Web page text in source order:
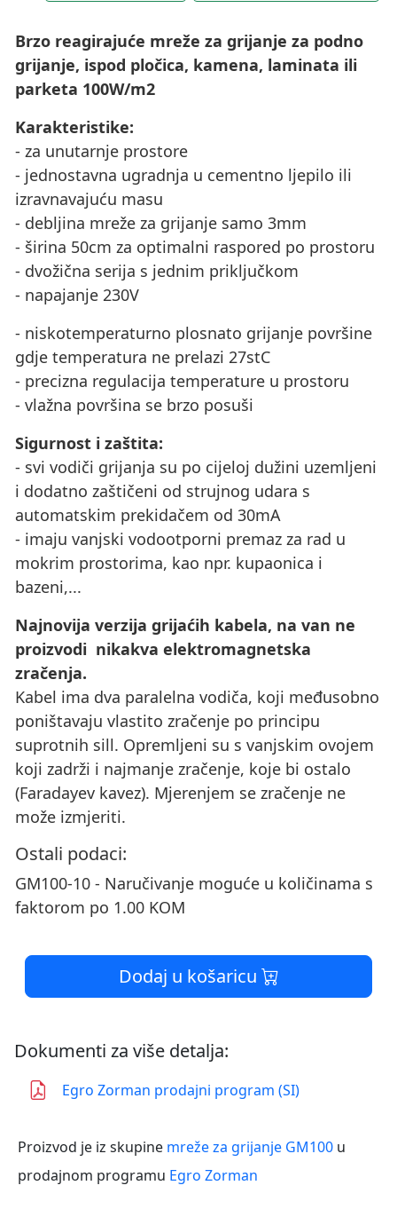
Brzo reagirajuće mreže za grijanje za podno
grijanje, ispod pločica, kamena, laminata ili
parketa 100W/m2
Karakteristike:
- za unutarnje prostore
- jednostavna ugradnja u cementno ljepilo ili
izravnavajuću masu
- debljina mreže za grijanje samo 3mm
- širina 50cm za optimalni raspored po prostoru
- dvožična serija s jednim priključkom
- napajanje 230V
- niskotemperaturno plosnato grijanje površine
gdje temperatura ne prelazi 27stC
- precizna regulacija temperature u prostoru
- vlažna površina se brzo posuši
Sigurnost i zaštita:
- svi vodiči grijanja su po cijeloj dužini uzemljeni
i dodatno zaštičeni od strujnog udara s
automatskim prekidačem od 30mA
- imaju vanjski vodootporni premaz za rad u
mokrim prostorima, kao npr. kupaonica i
bazeni,...
Najnovija verzija grijaćih kabela, na van ne
proizvodi nikakva elektromagnetska
zračenja.
Kabel ima dva paralelna vodiča, koji međusobno
poništavaju vlastito zračenje po principu
suprotnih sill. Opremljeni su s vanjskim ovojem
koji zadrži i najmanje zračenje, koje bi ostalo
(Faradayev kavez). Mjerenjem se zračenje ne
može izmjeriti.
Ostali podaci:
GM100-10 - Naručivanje moguće u količinama s
faktorom po 1.00 KOM
Dodaj u košaricu
Dokumenti za više detalja:
Egro Zorman prodajni program (SI)
Proizvod je iz skupine mreže za grijanje GM100 u
prodajnom programu Egro Zorman